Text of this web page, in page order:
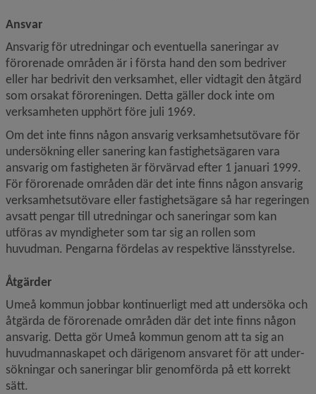
Ansvar
Ansvarig för utredningar och eventuella saneringar av
förorenade områden är i första hand den som bedriver
eller har bedrivit den verksamhet, eller vidtagit den åtgärd
som orsakat föroreningen. Detta gäller dock inte om
verksamheten upphört före juli 1969.
Om det inte finns någon ansvarig verksamhetsutövare för
undersökning eller sanering kan fastighetsägaren vara
ansvarig om fastigheten är förvärvad efter 1 januari 1999.
För förorenade områden där det inte finns någon ansvarig
verksamhetsutövare eller fastighetsägare så har regeringen
avsatt pengar till utredningar och saneringar som kan
utföras av myndigheter som tar sig an rollen som
huvudman. Pengarna fördelas av respektive länsstyrelse.
Åtgärder
Umeå kommun jobbar kontinuerligt med att undersöka och
åtgärda de förorenade områden där det inte finns någon
ansvarig. Detta gör Umeå kommun genom att ta sig an
huvudmannaskapet och därigenom ansvaret för att under­
sökningar och saneringar blir genomförda på ett korrekt
sätt.